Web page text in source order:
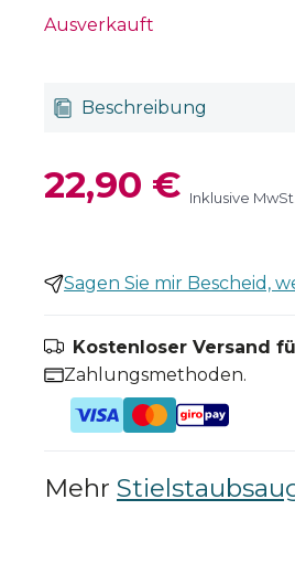
Ausverkauft
Beschreibung
22,90 € Inklusive MwSt.
Sagen Sie mir Bescheid,
Kostenloser Versand
Zahlungsmethoden.
Mehr